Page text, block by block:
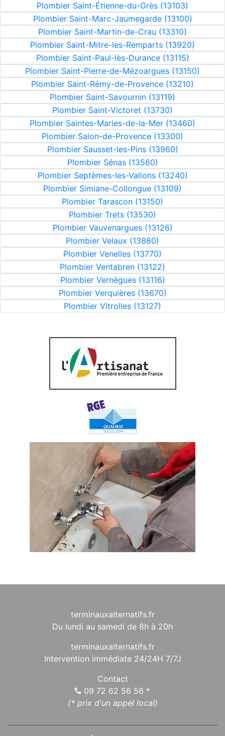
Plombier Saint-Étienne-du-Grès (13103)
Plombier Saint-Marc-Jaumegarde (13100)
Plombier Saint-Martin-de-Crau (13310)
Plombier Saint-Mitre-les-Remparts (13920)
Plombier Saint-Paul-lès-Durance (13115)
Plombier Saint-Pierre-de-Mézoargues (13150)
Plombier Saint-Rémy-de-Provence (13210)
Plombier Saint-Savournin (13119)
Plombier Saint-Victoret (13730)
Plombier Saintes-Maries-de-la-Mer (13460)
Plombier Salon-de-Provence (13300)
Plombier Sausset-les-Pins (13960)
Plombier Sénas (13560)
Plombier Septèmes-les-Vallons (13240)
Plombier Simiane-Collongue (13109)
Plombier Tarascon (13150)
Plombier Trets (13530)
Plombier Vauvenargues (13126)
Plombier Velaux (13880)
Plombier Venelles (13770)
Plombier Ventabren (13122)
Plombier Vernègues (13116)
Plombier Verquières (13670)
Plombier Vitrolles (13127)
terminauxalternatifs.fr
Du lundi au samedi de 8h à 20h
terminauxalternatifs.fr
Intervention immédiate 24/24H 7/7J
Contact
09 72 62 56 56 *
(* prix d'un appel local)